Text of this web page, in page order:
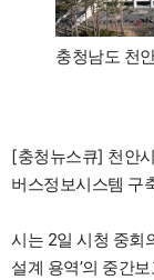
충청남도 천
[충청뉴스큐] 천안
버스정보시스템 구
시는 2일 시청 중회
설계 용역’의 중간